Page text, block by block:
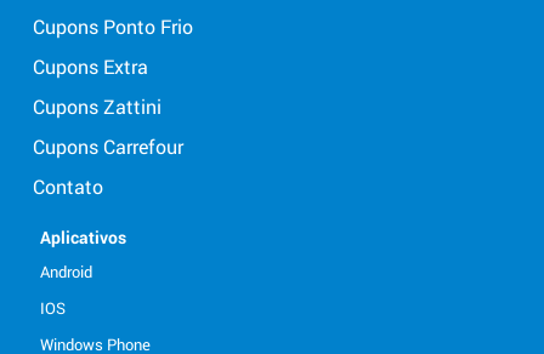
Cupons Ponto Frio
Cupons Extra
Cupons Zattini
Cupons Carrefour
Contato
Aplicativos
Android
IOS
Windows Phone